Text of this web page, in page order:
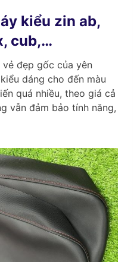
kiểu zin ab,
cub,…
vẻ đẹp gốc của yên
dáng cho đến màu
quá nhiều, theo giá cả
vẫn đảm bảo tính năng,